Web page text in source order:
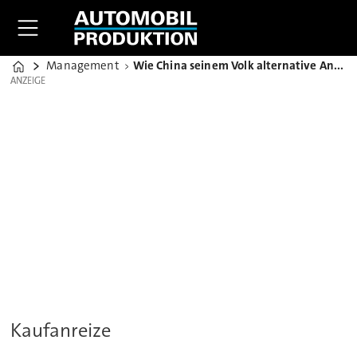
Home
Management Wie China seinem Volk alternative Antriebe schmackhaft macht
ANZEIGE
ANZEIGE
Kaufanreize